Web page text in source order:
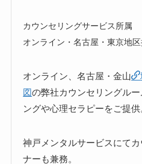
カウンセリングサービス所属
オンライン・名古屋・東京地区
オンライン、名古屋・金山
図の弊社カウンセリングル
ングや心理セラピーをご提供
神戸メンタルサービスにて
ナーも兼務。